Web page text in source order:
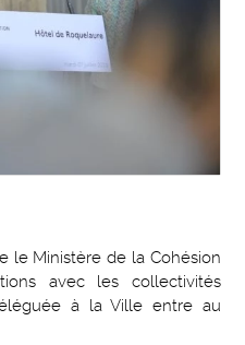
le Ministère de la Cohésion
avec les collectivités
à la Ville entre au